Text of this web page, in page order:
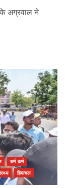
अग्रवाल ने
धर्म कर्म
हिमाचल